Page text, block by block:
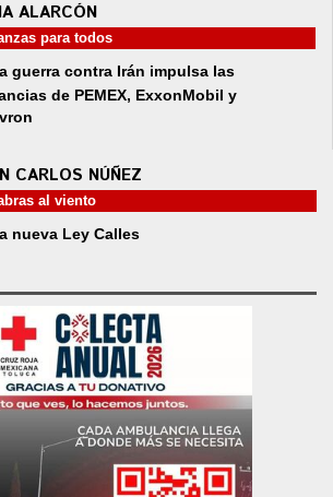
ALARCÓN
para todos
guerra contra Irán impulsa las
de PEMEX, ExxonMobil y
CARLOS NÚÑEZ
al viento
nueva Ley Calles